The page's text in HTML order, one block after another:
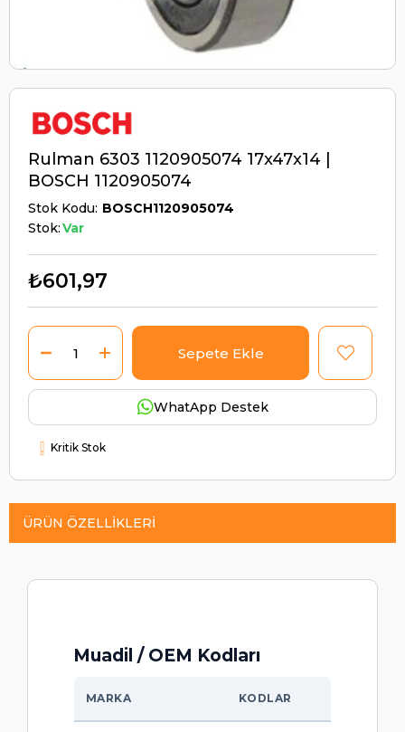
Rulman 6303 1120905074 17x47x14 |
BOSCH 1120905074
Stok Kodu BOSCH1120905074
Stok:Var
₺601,97
WhatApp Destek
Kritik Stok
ÜRÜN ÖZELLIKLERI
Muadil / OEM Kodları
MARKA KODLAR